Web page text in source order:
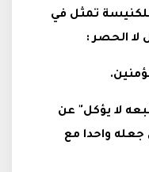
للكنيسة تمثل في
لا الحصر :
لا يؤكل" عن
واحدا مع